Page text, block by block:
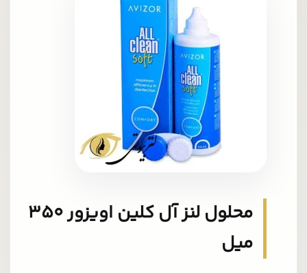
محلول لنز آل کلین اویزور 350
میل